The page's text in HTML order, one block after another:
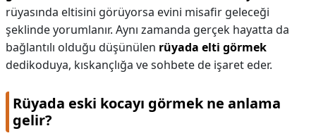
rüyasında eltisini görüyorsa evini misafir geleceği
şeklinde yorumlanır. Aynı zamanda gerçek hayatta da
bağlantılı olduğu düşünülen rüyada elti görmek
dedikoduya, kıskançlığa ve sohbete de işaret eder.
Rüyada eski kocayı görmek ne anlama
gelir?